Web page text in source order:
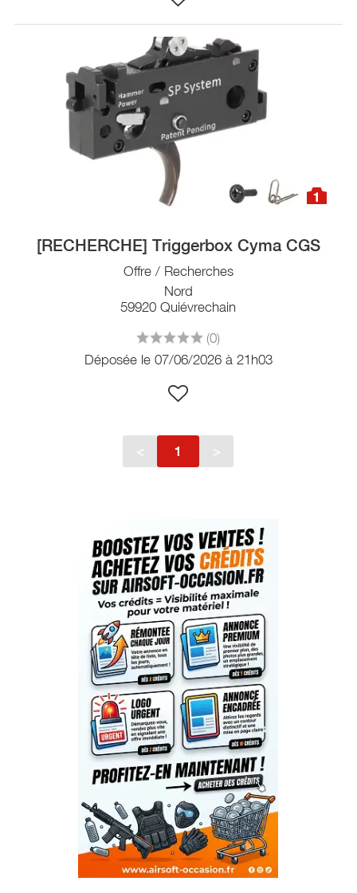
1
[RECHERCHE] Triggerbox Cyma CGS
Offre / Recherches
Nord
59920 Quiévrechain
(0)
Déposée le 07/06/2026 à 21h03
< 1 >